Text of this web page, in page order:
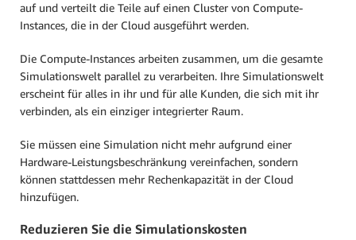
auf und verteilt die Teile auf einen Cluster von Compute-
Instances, die in der Cloud ausgeführt werden.
Die Compute-Instances arbeiten zusammen, um die gesamte
Simulationswelt parallel zu verarbeiten. Ihre Simulationswelt
erscheint für alles in ihr und für alle Kunden, die sich mit ihr
verbinden, als ein einziger integrierter Raum.
Sie müssen eine Simulation nicht mehr aufgrund einer
Hardware-Leistungsbeschränkung vereinfachen, sondern
können stattdessen mehr Rechenkapazität in der Cloud
hinzufügen.
Reduzieren Sie die Simulationskosten